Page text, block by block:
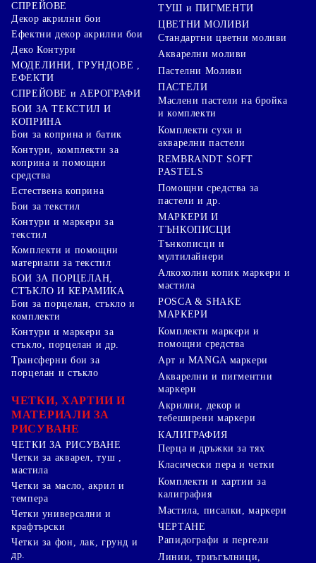
СПРЕЙОВЕ
Декор акрилни бои
Ефектни декор акрилни бои
Деко Контури
МОДЕЛИНИ, ГРУНДОВЕ ,
ЕФЕКТИ
СПРЕЙОВЕ и АЕРОГРАФИ
БОИ ЗА ТЕКСТИЛ И
КОПРИНА
Бои за коприна и батик
Контури, комплекти за
коприна и помощни
средства
Естествена коприна
Бои за текстил
Контури и маркери за
текстил
Комплекти и помощни
материали за текстил
БОИ ЗА ПОРЦЕЛАН,
СТЪКЛО И КЕРАМИКА
Бои за порцелан, стъкло и
комплекти
Контури и маркери за
стъкло, порцелан и др.
Трансферни бои за
порцелан и стъкло
ЧЕТКИ, ХАРТИИ И
МАТЕРИАЛИ ЗА
РИСУВАНЕ
ЧЕТКИ ЗА РИСУВАНЕ
Четки за акварел, туш ,
мастила
Четки за масло, акрил и
темпера
Четки универсални и
крафтърски
Четки за фон, лак, грунд и
др.
ТУШ и ПИГМЕНТИ
ЦВЕТНИ МОЛИВИ
Стандартни цветни моливи
Акварелни моливи
Пастелни Моливи
ПАСТЕЛИ
Маслени пастели на бройка
и комплекти
Комплекти сухи и
акварелни пастели
REMBRANDT SOFT
PASTELS
Помощни средства за
пастели и др.
МАРКЕРИ И
ТЪНКОПИСЦИ
Тънкописци и
мултилайнери
Алкохолни копик маркери и
мастила
POSCA & SHAKE
МАРКЕРИ
Комплекти маркери и
помощни средства
Арт и MANGA маркери
Акварелни и пигментни
маркери
Акрилни, декор и
тебеширени маркери
КАЛИГРАФИЯ
Перца и дръжки за тях
Класически пера и четки
Комплекти и хартии за
калиграфия
Мастила, писалки, маркери
ЧЕРТАНЕ
Рапидографи и пергели
Линии, триъгълници,